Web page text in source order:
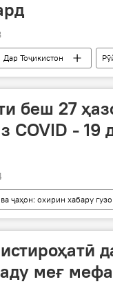
Дар Тоҷикистон
беш 27
COVID - 19
ҷаҳон: охирин хабару
меғ